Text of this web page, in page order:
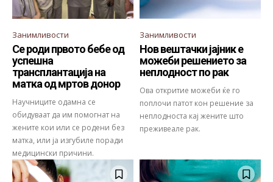
Занимливости
Се роди првото бебе од
успешна
трансплантација на
матка од мртов донор
Научниците одамна се
обидуваат да им помогнат на
жените кои или се родени без
матка, или ја изгубиле поради
медицински причини.
Занимливости
Нов вештачки јајник е
можеби решението за
неплодност по рак
Ова откритие можеби ќе го
поплочи патот кон решение за
неплодноста кај жените што
преживеале рак.